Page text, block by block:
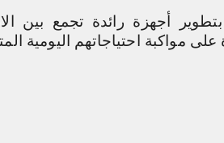
أجهزة رائدة تجمع بين
مواكبة احتياجاتهم اليومية